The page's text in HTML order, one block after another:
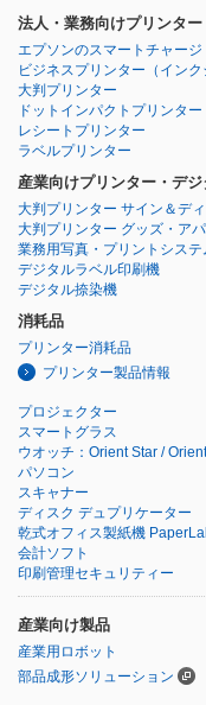
法人・業務向けプリンタ
エプソンのスマートチャージ
ビジネスプリンター （イン
大判プリンター
ドットインパクトプリンター
レシートプリンター
ラベルプリンター
産業向けプリンター・デ
大判プリンター サイン＆デ
大判プリンター グッズ・ア
業務用写真・プリントシステ
デジタルラベル印刷機
デジタル捺染機
消耗品
プリンター消耗品
プリンター製品情報
プロジェクター
スマートグラス
ウオッチ：Orient Star / Orient
パソコン
スキャナー
ディスク デュプリケーター
乾式オフィス製紙機
会計ソフト
印刷管理セキュリティー
産業向け製品
産業用ロボット
部品成形ソリューション